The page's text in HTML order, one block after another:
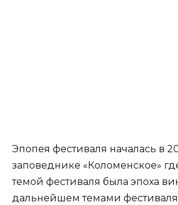
Эпопея фестиваля началась в
заповеднике «Коломенское»
темой фестиваля была эпоха
дальнейшем темами